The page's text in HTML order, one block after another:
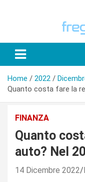
Home 2022
Quanto costa fare la
FINANZA
Quanto
auto? Nel
14 Dicembre 2022